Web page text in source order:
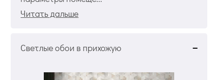
Читать дальше
Светлые обои в прихожую